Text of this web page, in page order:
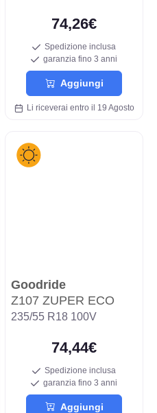
74,26€
Spedizione inclusa
garanzia fino 3 anni
Aggiungi
Li riceverai entro il 19 Agosto
Goodride
Z107 ZUPER ECO
235/55 R18 100V
74,44€
Spedizione inclusa
garanzia fino 3 anni
Aggiungi